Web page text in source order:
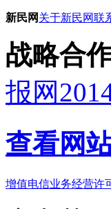
新民网关于新民网联
战略合
报网
查看网
增值电信业务经营许